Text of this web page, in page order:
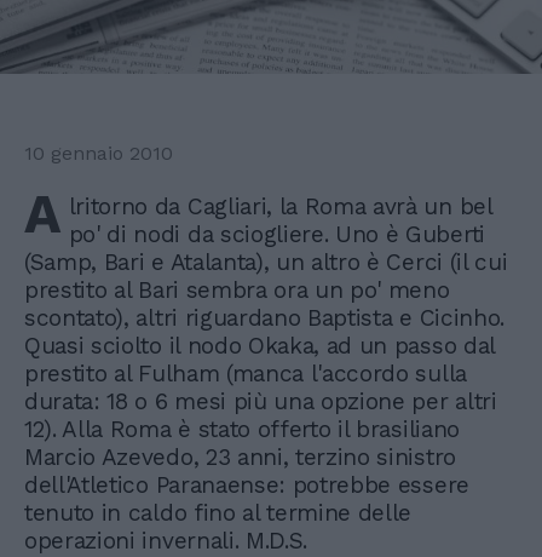
10 gennaio 2010
A lritorno da Cagliari, la Roma avrà un bel
po' di nodi da sciogliere. Uno è Guberti
(Samp, Bari e Atalanta), un altro è Cerci (il cui
prestito al Bari sembra ora un po' meno
scontato), altri riguardano Baptista e Cicinho.
Quasi sciolto il nodo Okaka, ad un passo dal
prestito al Fulham (manca l'accordo sulla
durata: 18 o 6 mesi più una opzione per altri
12). Alla Roma è stato offerto il brasiliano
Marcio Azevedo, 23 anni, terzino sinistro
dell'Atletico Paranaense: potrebbe essere
tenuto in caldo fino al termine delle
operazioni invernali. M.D.S.